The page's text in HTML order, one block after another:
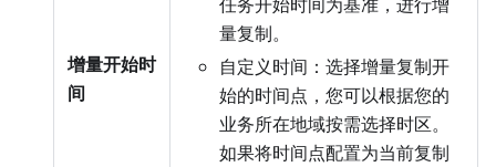
增量开始时
间
量复制。
自定义时间：选择增量复制开
始的时间点，您可以根据您的
业务所在地域按需选择时区。
如果将时间点配置为当前复制